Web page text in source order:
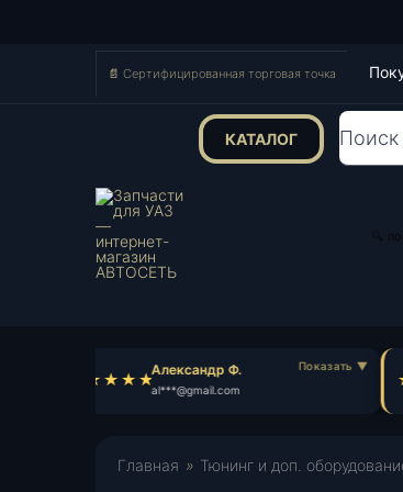
📄 Сертифицированная торговая точка
КАТАЛОГ Поиск
🔍
Александр Ф.
al***@gmail.com
Главная » Тюнинг и доп.